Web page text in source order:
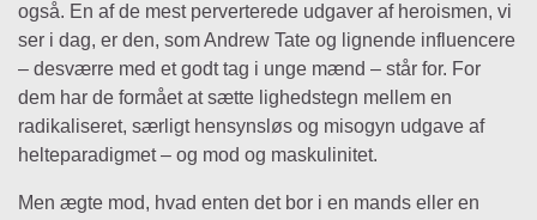
også. En af de mest perverterede udgaver af heroismen, vi
ser i dag, er den, som Andrew Tate og lignende influencere
– desværre med et godt tag i unge mænd – står for. For
dem har de formået at sætte lighedstegn mellem en
radikaliseret, særligt hensynsløs og misogyn udgave af
helteparadigmet – og mod og maskulinitet.
Men ægte mod, hvad enten det bor i en mands eller en